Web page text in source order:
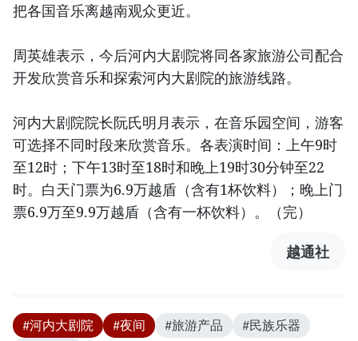
把各国音乐离越南观众更近。
周英雄表示，今后河内大剧院将同各家旅游公司配合
开发欣赏音乐和探索河内大剧院的旅游线路。
河内大剧院院长阮氏明月表示，在音乐园空间，游客
可选择不同时段来欣赏音乐。各表演时间：上午9时
至12时；下午13时至18时和晚上19时30分钟至22
时。白天门票为6.9万越盾（含有1杯饮料）；晚上门
票6.9万至9.9万越盾（含有一杯饮料）。（完）
越通社
#河内大剧院 #夜间 #旅游产品
#民族乐器